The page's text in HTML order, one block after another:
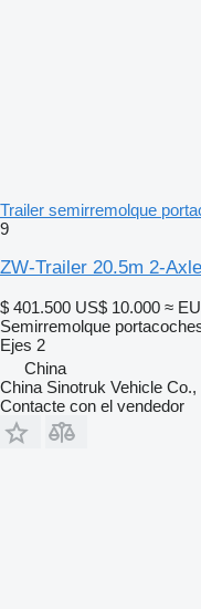
Trailer semirremolque
9
ZW-Trailer 20.5m 2-
$ 401.500 US$ 10.000 ≈
Semirremolque
Ejes 2
China
China Sinotruk Vehicle Co.,
Contacte con el vendedor